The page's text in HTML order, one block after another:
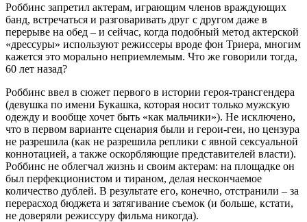
Роббинс запретил актерам, играющим членов враждующих
банд, встречаться и разговаривать друг с другом даже в
перерыве на обед – и сейчас, когда подобный метод актерской
«дрессуры» используют режиссеры вроде фон Триера, многим
кажется это морально неприемлемым. Что же говорили тогда,
60 лет назад?
Роббинс ввел в сюжет первого в истории героя-трансгендера
(девушка по имени Букашка, которая носит только мужскую
одежду и вообще хочет быть «как мальчики»). Не исключено,
что в первом варианте сценария были и герои-геи, но цензура
не разрешила (как не разрешила реплики с явной сексуальной
коннотацией, а также оскорбляющие представителей власти).
Роббинс не облегчал жизнь и своим актерам: на площадке он
был перфекционистом и тираном, делая нескончаемое
количество дублей. В результате его, конечно, отстранили – за
перерасход бюджета и затягивание съемок (и больше, кстати,
не доверяли режиссуру фильма никогда).